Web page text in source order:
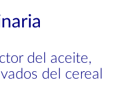
del aceite,
del cereal